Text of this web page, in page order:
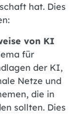
hat. Dies
von KI
für
der KI,
Netze und
die in
sollten. Dies